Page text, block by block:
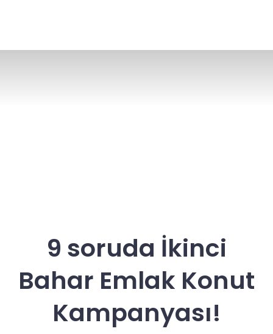
9 soruda İkinci
Bahar Emlak Konut
Kampanyası!